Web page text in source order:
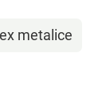
metalice